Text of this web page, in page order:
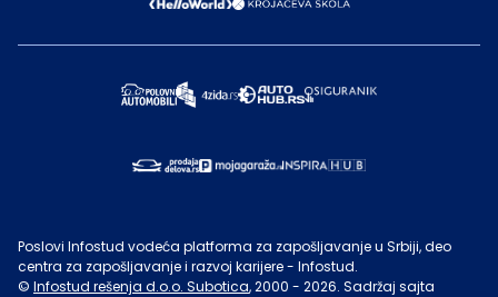
Poslovi Infostud vodeća platforma za zapošljavanje u Srbiji, deo
centra za zapošljavanje i razvoj karijere - Infostud.
© Infostud rešenja d.o.o. Subotica, 2000 - 2026. Sadržaj sajta